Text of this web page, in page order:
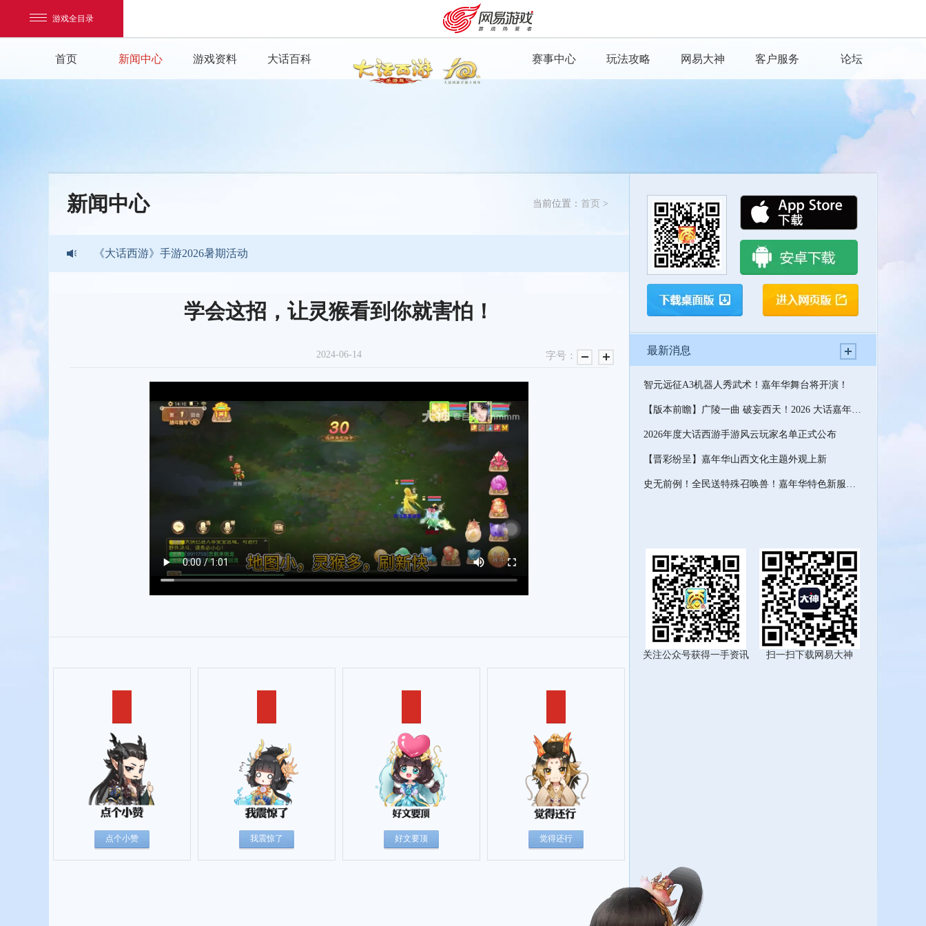
游戏全目录
网易游戏
游戏爱好者
首页 新闻中心 游戏资料 大话百科 赛事中心 玩法攻略 网易大神
扫一扫下载网易大神
客户服务 论坛
新闻中心 当前位置： 首页 >
2026鎏金宝鉴正式开售
《大话西游》手游2026暑期活动
学会这招，让灵猴看到你就害怕！
2024-06-14 字号：
点个小赞 我震惊了 好文要顶 觉得还行
最新消息
智元远征A3机器人秀武术！嘉年华舞台将开演！
【版本前瞻】广陵一曲 破妄西天！2026 大话嘉年华版本速览
2026年度大话西游手游风云玩家名单正式公布
【晋彩纷呈】嘉年华山西文化主题外观上新
史无前例！全民送特殊召唤兽！嘉年华特色新服预约开启！
关注公众号获得一手资讯 扫一扫下载网易大神